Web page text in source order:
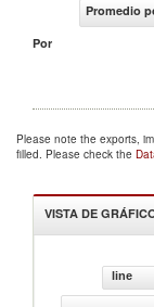
Promedio
Por
Please note the exports,
filled. Please check the
VISTA DE
line